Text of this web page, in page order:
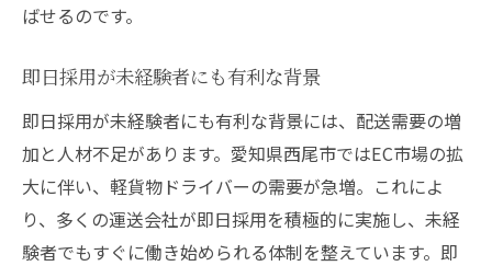
ばせるのです。
即日採用が未経験者にも有利な背景
即日採用が未経験者にも有利な背景には、配送需要の増
加と人材不足があります。愛知県西尾市ではEC市場の拡
大に伴い、軽貨物ドライバーの需要が急増。これによ
り、多くの運送会社が即日採用を積極的に実施し、未経
験者でもすぐに働き始められる体制を整えています。即